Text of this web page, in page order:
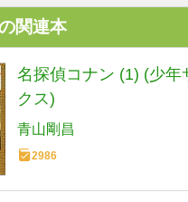
関連本
名探偵コナン (1) (少年
クス)
青山剛昌
2986